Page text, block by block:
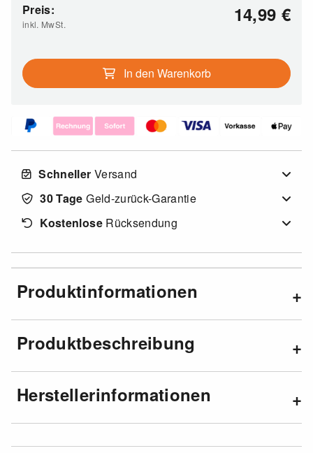
Preis:
inkl. MwSt. 14,99 €
In den Warenkorb
Schneller Versand
30 Tage Geld-zurück-Garantie
KostenloseRücksendung
Produktinformationen
Produktbeschreibung
Herstellerinformationen